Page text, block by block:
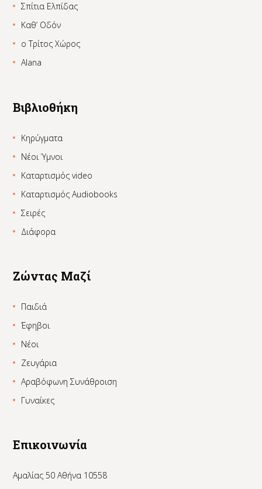
Σπίτια Ελπίδας
Καθ’ Οδόν
ο Τρίτος Χώρος
Alana
Βιβλιοθήκη
Κηρύγματα
Νέοι Ύμνοι
Καταρτισμός video
Καταρτισμός Audiobooks
Σειρές
Διάφορα
Ζώντας Μαζί
Παιδιά
Έφηβοι
Νέοι
Ζευγάρια
Αραβόφωνη Συνάθροιση
Γυναίκες
Επικοινωνία
Αμαλίας 50 Αθήνα 10558